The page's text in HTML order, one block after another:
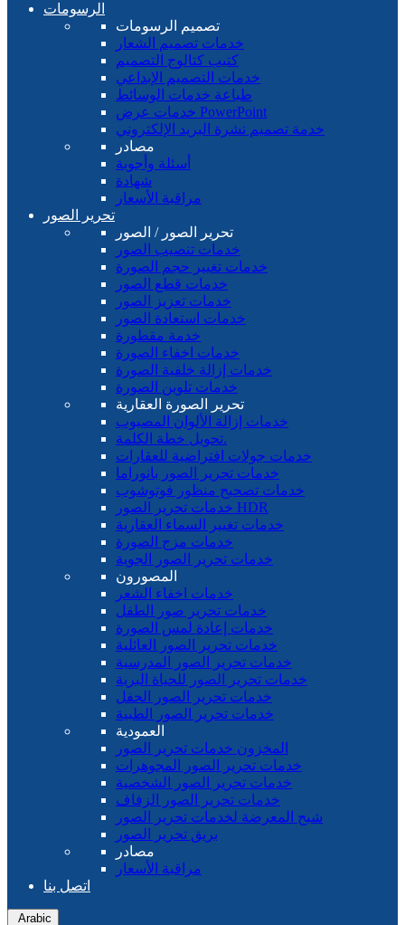
الرسومات
تصميم الرسومات
خدمات تصميم الشعار
كتيب كتالوج التصميم
خدمات التصميم الإبداعي
طباعة خدمات الوسائط
خدمات عرض PowerPoint
خدمة تصميم نشرة البريد الإلكتروني
مصادر
أسئلة وأجوبة
شهادة
مراقبة الأسعار
تحرير الصور
تحرير الصور / الصور
خدمات تنصيب الصور
خدمات تغيير حجم الصورة
خدمات قطع الصور
خدمات تعزيز الصور
خدمات استعادة الصور
خدمة مقطورة
خدمات اخفاء الصورة
خدمات إزالة خلفية الصورة
خدمات تلوين الصورة
تحرير الصورة العقارية
خدمات إزالة الألوان المصبوب
تحويل خطة الكلمة.
خدمات جولات افتراضية للعقارات
خدمات تحرير الصور بانوراما
خدمات تصحيح منظور فوتوشوب
خدمات تحرير الصور HDR
خدمات تغيير السماء العقارية
خدمات مزج الصورة
خدمات تحرير الصور الجوية
المصورون
خدمات اخفاء الشعر
خدمات تحرير صور الطفل
خدمات إعادة لمس الصورة
خدمات تحرير الصور العائلية
خدمات تحرير الصور المدرسية
خدمات تحرير الصور للحياة البرية
خدمات تحرير الصور الحفل
خدمات تحرير الصور الطبية
العمودية
المخزون خدمات تحرير الصور
خدمات تحرير الصور المجوهرات
خدمات تحرير الصور الشخصية
خدمات تحرير الصور الزفاف
شبح المعرضة لخدمات تحرير الصور
بريق تحرير الصور
مصادر
مراقبة الأسعار
اتصل بنا
Arabic